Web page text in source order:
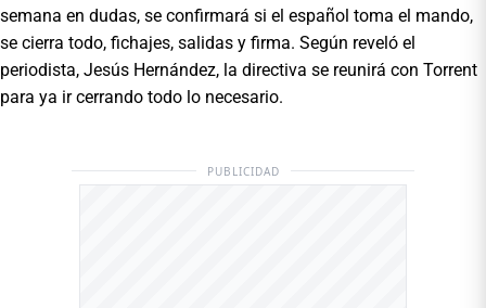
semana en dudas, se confirmará si el español toma el mando,
se cierra todo, fichajes, salidas y firma. Según reveló el
periodista, Jesús Hernández, la directiva se reunirá con Torrent
para ya ir cerrando todo lo necesario.
PUBLICIDAD